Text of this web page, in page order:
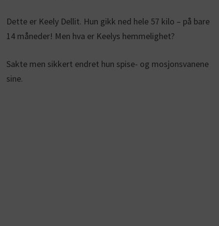
Dette er Keely Dellit. Hun gikk ned hele 57 kilo – på bare
14 måneder! Men hva er Keelys hemmelighet?
Sakte men sikkert endret hun spise- og mosjonsvanene
sine.